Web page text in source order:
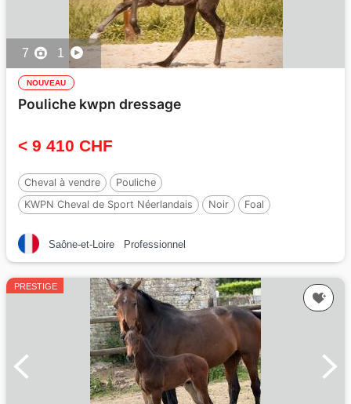
7 1
NOUVEAU
Pouliche kwpn dressage
< 9 410 CHF
Cheval à vendre
Pouliche
KWPN Cheval de Sport Néerlandais
Noir
Foal
Saône-et-Loire
Professionnel
PRESTIGE